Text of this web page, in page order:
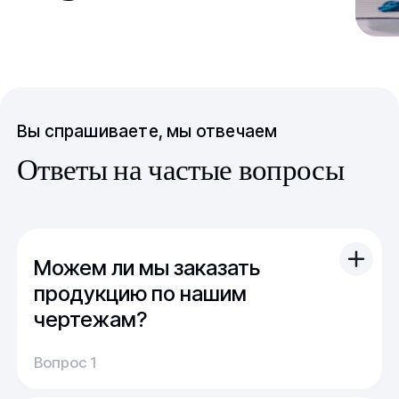
Вы спрашиваете, мы отвечаем
Ответы на частые вопросы
Можем ли мы заказать
продукцию по нашим
чертежам?
Вы можете отправить свой чертеж/проект
(в т.ч. примерный) с техническим заданием.
Вопрос 1